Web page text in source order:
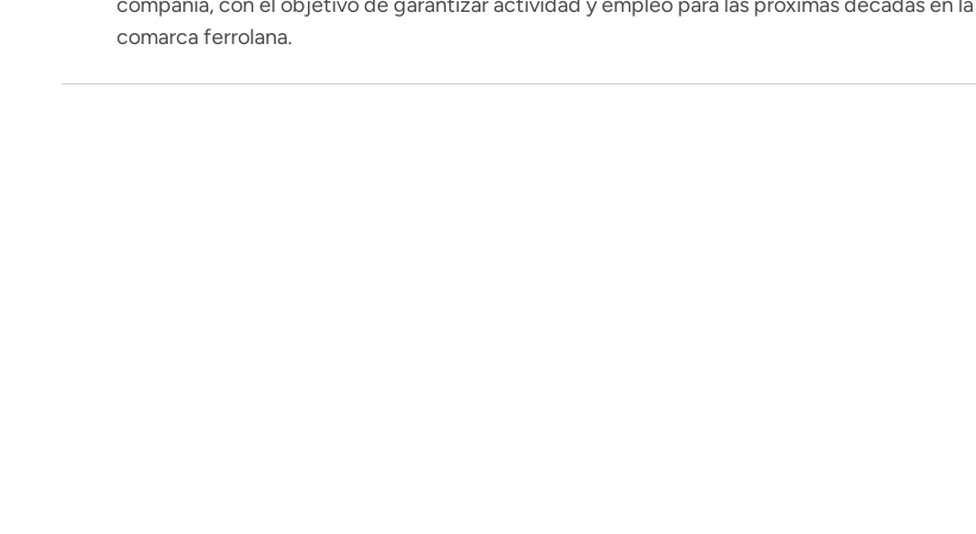
comarca ferrolana.